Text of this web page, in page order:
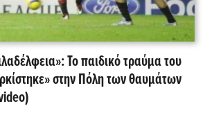
Το παιδικό τραύμα του
στην Πόλη των θαυμάτων